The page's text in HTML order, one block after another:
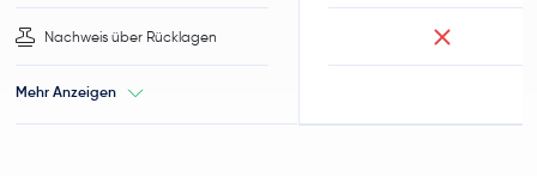
Nachweis über Rücklagen
Mehr Anzeigen